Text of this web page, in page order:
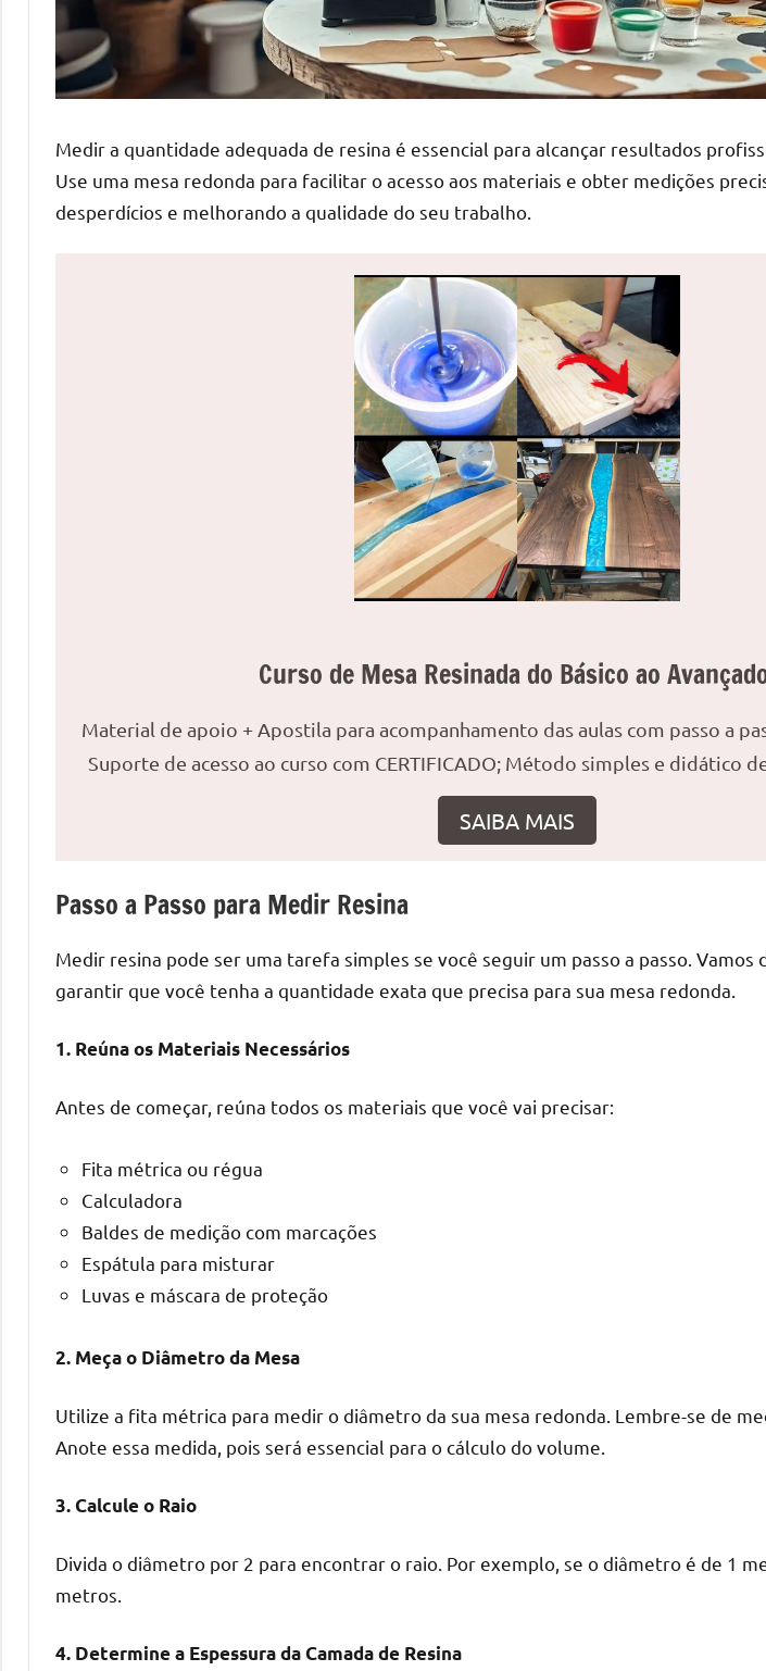
de
mesas
de
jantar
resina
e
as
mesas
cascata
resinadas.
Quer
esteja
à
procura
de
uma
mesa
redonda
para
uma
de
jantar
lugares,
você
tudo
o
apresentar
melhores
para
de
Medir a quantidade adequada de resina é essencial para alcançar resultados
Use uma mesa redonda para facilitar o acesso aos materiais e obter medições
desperdícios e melhorando a qualidade do seu trabalho.
Curso de Mesa Resinada do Básico ao
Material de apoio + Apostila para acompanhamento das aulas com passo a
Suporte de acesso ao curso com CERTIFICADO; Método simples e didático
SAIBA MAIS
Passo a Passo para Medir Resina
Medir resina pode ser uma tarefa simples se você seguir um passo a passo. Vamos
garantir que você tenha a quantidade exata que precisa para sua mesa redonda.
1. Reúna os Materiais Necessários
Antes de começar, reúna todos os materiais que você vai precisar:
Fita métrica ou régua
Calculadora
Baldes de medição com marcações
Espátula para misturar
Luvas e máscara de proteção
2. Meça o Diâmetro da Mesa
Utilize a fita métrica para medir o diâmetro da sua mesa redonda. Lembre-se de
Anote essa medida, pois será essencial para o cálculo do volume.
3. Calcule o Raio
Divida o diâmetro por 2 para encontrar o raio. Por exemplo, se o diâmetro é de 1
metros.
4. Determine a Espessura da Camada de Resina